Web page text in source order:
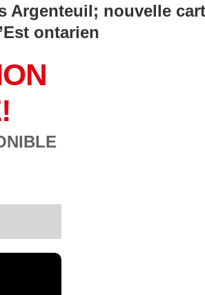
Argenteuil; nouvelle
ontarien